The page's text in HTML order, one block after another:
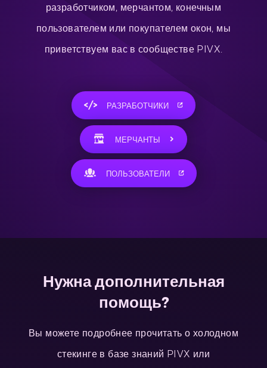
разработчиком, мерчантом, конечным
пользователем или покупателем окон, мы
приветствуем вас в сообществе PIVX.
РАЗРАБОТЧИКИ
МЕРЧАНТЫ
ПОЛЬЗОВАТЕЛИ
Нужна дополнительная
помощь?
Вы можете подробнее прочитать о холодном
стекинге в базе знаний PIVX или